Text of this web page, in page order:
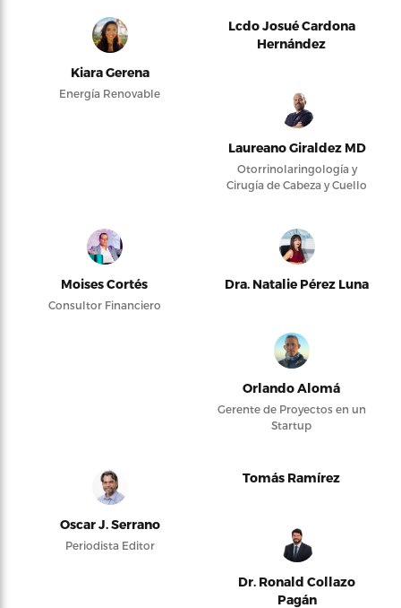
Kiara Gerena
Energía Renovable
Lcdo Josué Cardona
Hernández
Laureano Giraldez MD
Otorrinolaringología y
Cirugía de Cabeza y Cuello
Moises Cortés
Consultor Financiero
Dra. Natalie Pérez Luna
Orlando Alomá
Gerente de Proyectos en un
Startup
Oscar J. Serrano
Periodista Editor
Tomás Ramírez
Dr. Ronald Collazo
Pagán